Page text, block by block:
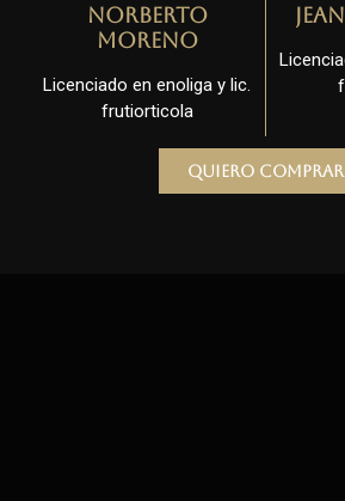
Norberto
Moreno
Licenciado en enoliga y lic.
frutiorticola
Quiero comprar